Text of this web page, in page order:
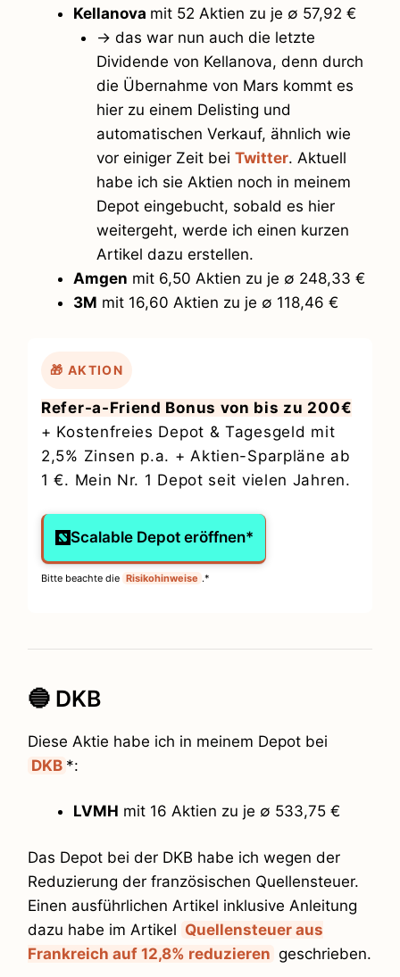
Kellanova mit 52 Aktien zu je ∅ 57,92 €
→ das war nun auch die letzte
Dividende von Kellanova, denn durch
die Übernahme von Mars kommt es
hier zu einem Delisting und
automatischen Verkauf, ähnlich wie
vor einiger Zeit bei Twitter. Aktuell
habe ich sie Aktien noch in meinem
Depot eingebucht, sobald es hier
weitergeht, werde ich einen kurzen
Artikel dazu erstellen.
Amgen mit 6,50 Aktien zu je ∅ 248,33 €
3M mit 16,60 Aktien zu je ∅ 118,46 €
🎁 AKTION
Refer-a-Friend Bonus von bis zu 200€
+ Kostenfreies Depot & Tagesgeld mit
2,5% Zinsen p.a. + Aktien-Sparpläne ab
1 €. Mein Nr. 1 Depot seit vielen Jahren.
Scalable Depot eröffnen*
Bitte beachte die Risikohinweise .*
🔵 DKB
Diese Aktie habe ich in meinem Depot bei
DKB *:
LVMH mit 16 Aktien zu je ∅ 533,75 €
Das Depot bei der DKB habe ich wegen der
Reduzierung der französischen Quellensteuer.
Einen ausführlichen Artikel inklusive Anleitung
dazu habe im Artikel Quellensteuer aus
Frankreich auf 12,8% reduzieren geschrieben.